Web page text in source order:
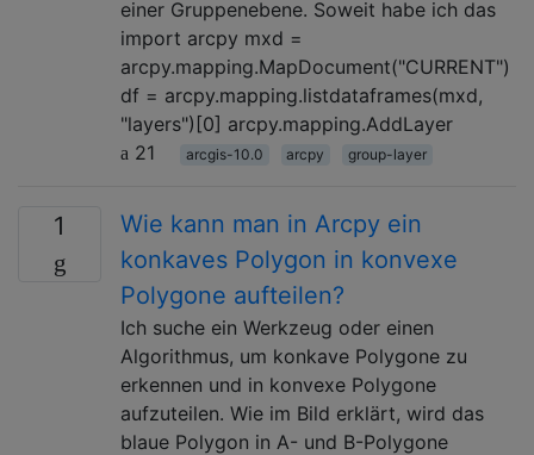
einer Gruppenebene. Soweit habe ich das
import arcpy mxd =
arcpy.mapping.MapDocument("CURRENT")
df = arcpy.mapping.listdataframes(mxd,
"layers")[0] arcpy.mapping.AddLayer
21
arcgis-10.0 arcpy group-layer
1
Wie kann man in Arcpy ein
konkaves Polygon in konvexe
Polygone aufteilen?
Ich suche ein Werkzeug oder einen
Algorithmus, um konkave Polygone zu
erkennen und in konvexe Polygone
aufzuteilen. Wie im Bild erklärt, wird das
blaue Polygon in A- und B-Polygone